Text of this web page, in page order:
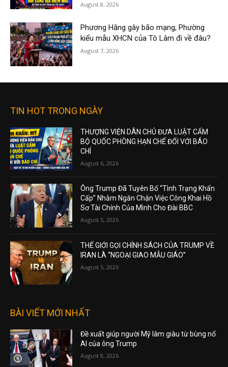
August 8, 2026
Phương Hằng gây bão mạng, Phường
kiểu mẫu XHCN của Tô Lâm đi về đâu?
August 7, 2026
TIN HOT TRONG NGÀY
THƯỢNG VIỆN DÂN CHỦ ĐƯA LUẬT CẤM
BỘ QUỐC PHÒNG HẠN CHẾ ĐỐI VỚI BÁO
CHÍ
August 6, 2026
Ông Trump Đã Tuyên Bố “Tình Trạng Khẩn
Cấp” Nhằm Ngăn Chặn Việc Công Khai Hồ
Sơ Tài Chính Của Mình Cho Đài BBC
August 5, 2026
THẾ GIỚI GỌI CHÍNH SÁCH CỦA TRUMP VỀ
IRAN LÀ “NGOẠI GIAO MẪU GIÁO”
August 5, 2026
BÀI VIẾT MỚI NHẤT
Đề xuất giúp người Mỹ làm giàu từ bùng nổ
AI của ông Trump
August 8, 2026